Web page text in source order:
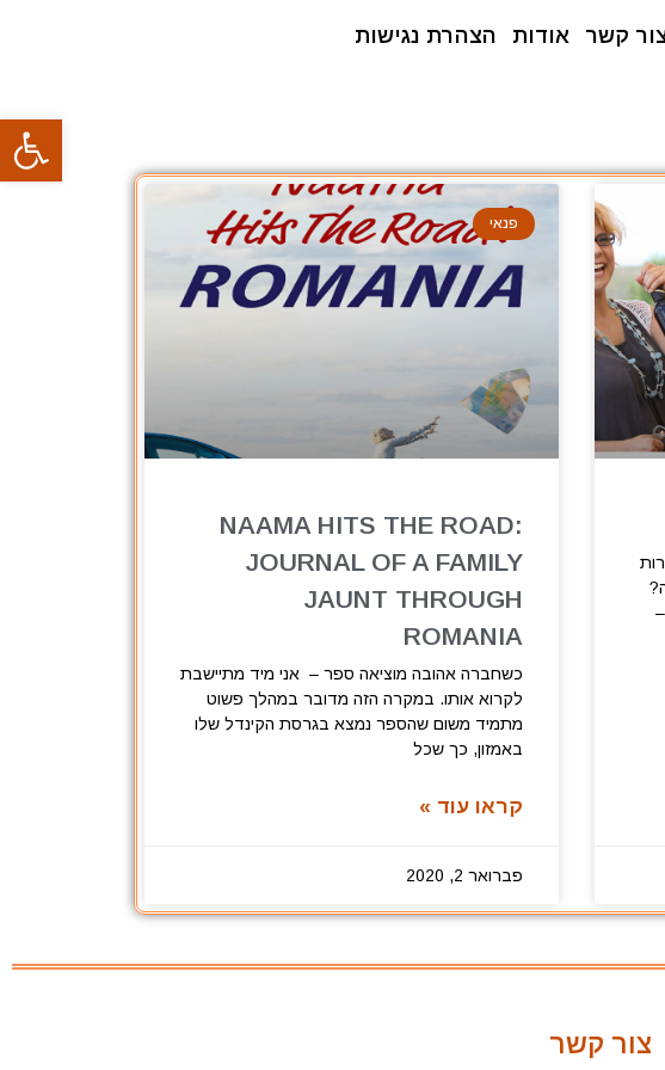
פתח
קשר אודות הצהרת נגישות
פנאי
NAAMA HITS THE ROAD:
JOURNAL OF A FAMILY
JAUNT THROUGH
ROMANIA
כשחברה אהובה מוציאה ספר – אני מיד מתיישבת
לקרוא אותו. במקרה הזה מדובר במהלך פשוט
מתמיד משום שהספר נמצא בגרסת הקינדל שלו
באמזון, כך שכל
קראו עוד »
פברואר 2, 2020
צור קשר